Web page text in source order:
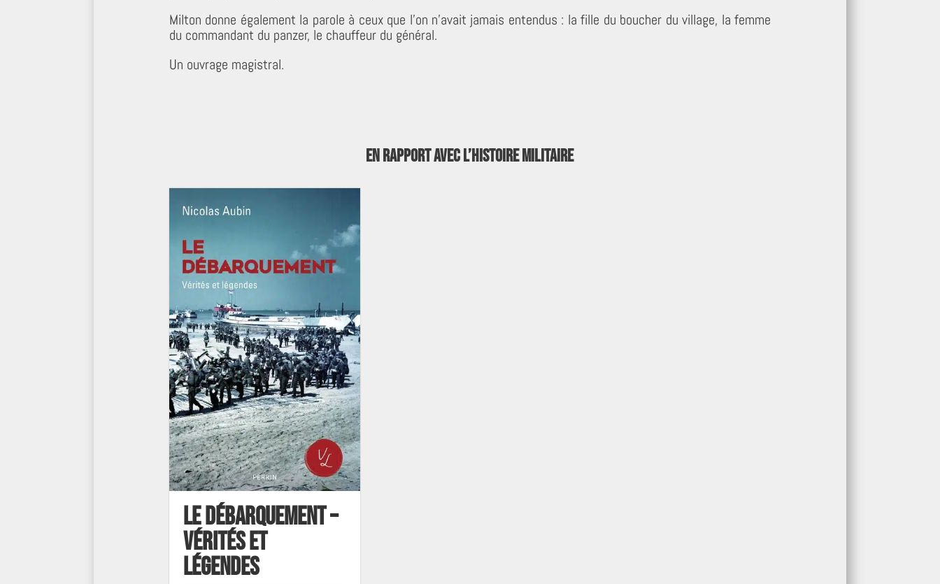
Milton donne également la parole à ceux que l’on n’avait jamais entendus : la fille du boucher du village, la femme
du commandant du panzer, le chauffeur du général.
Un ouvrage magistral.
En rapport avec l’Histoire militaire
Le débarquement –
Vérités et
légendes